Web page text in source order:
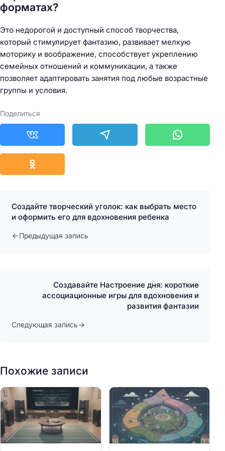
форматах?
Это недорогой и доступный способ творчества,
который стимулирует фантазию, развивает мелкую
моторику и воображение, способствует укреплению
семейных отношений и коммуникации, а также
позволяет адаптировать занятия под любые возрастные
группы и условия.
Поделиться
Создайте творческий уголок: как выбрать место
и оформить его для вдохновения ребенка
Предыдущая запись
Создавайте Настроение дня: короткие
ассоциационные игры для вдохновения и
развития фантазии
Следующая запись
Похожие записи